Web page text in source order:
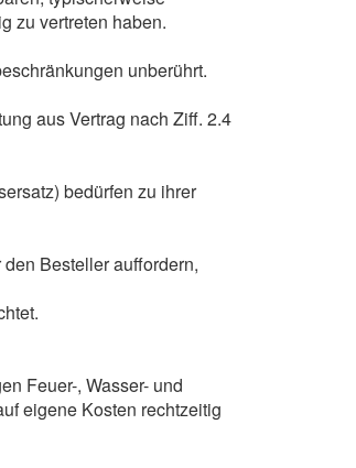
zu vertreten haben.
unberührt.
aus Vertrag nach Ziff. 2.4
bedürfen zu ihrer
Besteller auffordern,
Feuer-, Wasser- und
eigene Kosten rechtzeitig